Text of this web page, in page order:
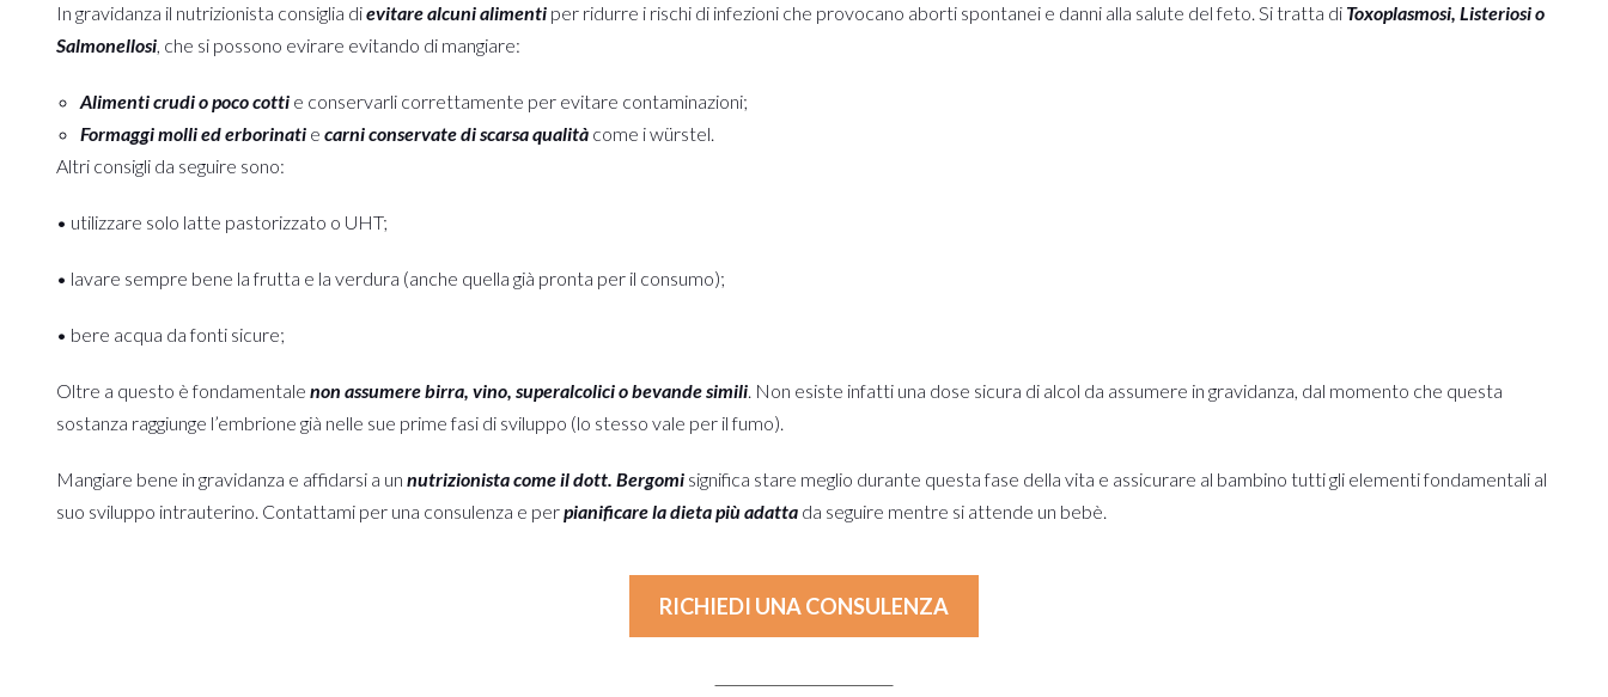
In gravidanza il nutrizionista consiglia dievitare alcuni alimentiper ridurre i rischi di infezioni che provocano aborti spontanei e danni alla salute del feto. Si tratta di Toxoplasmosi, Listeriosi o
Salmonellosi, che si possono evirare evitando di mangiare:
Alimenti crudi o poco cottie conservarli correttamente per evitare contaminazioni;
Formaggi molli ed erborinatie carni conservate di scarsa qualitàcome i würstel.
Altri consigli da seguire sono:
• utilizzare solo latte pastorizzato o UHT;
• lavare sempre bene la frutta e la verdura (anche quella già pronta per il consumo);
• bere acqua da fonti sicure;
Oltre a questo è fondamentale non assumere birra, vino, superalcolici o bevande simili. Non esiste infatti una dose sicura di alcol da assumere in gravidanza, dal momento che questa
sostanza raggiunge l’embrione già nelle sue prime fasi di sviluppo (lo stesso vale per il fumo).
Mangiare bene in gravidanza e affidarsi a un nutrizionista come il dott. Bergomisignifica stare meglio durante questa fase della vita e assicurare al bambino tutti gli elementi fondamentali al
suo sviluppo intrauterino. Contattami per una consulenza e perpianificare la dieta più adattada seguire mentre si attende un bebè.
RICHIEDI UNA CONSULENZA